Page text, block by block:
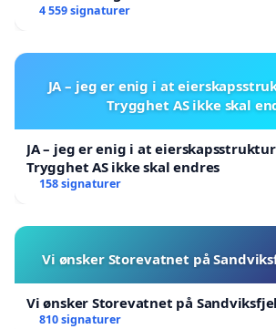
4 559 signaturer
JA – jeg er enig i at
Trygghet AS ikke skal
JA – jeg er enig i at
Trygghet AS ikke skal endres
158 signaturer
Vi ønsker Storevatnet på
Vi ønsker Storevatnet på
810 signaturer